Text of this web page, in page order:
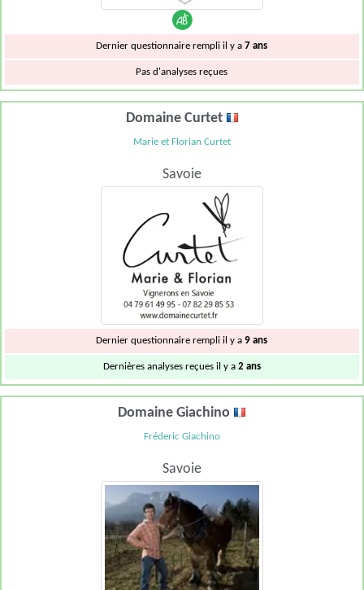
Dernier questionnaire rempli il y a7 ans
Pas d'analyses reçues
Domaine Curtet
Marie et Florian Curtet
Savoie
Dernier questionnaire rempli il y a9 ans
Dernières analyses reçues il y a 2 ans
Domaine Giachino
Fréderic Giachino
Savoie